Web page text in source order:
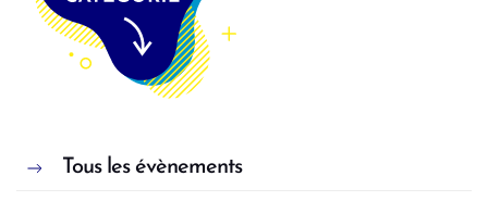
Tous les évènements